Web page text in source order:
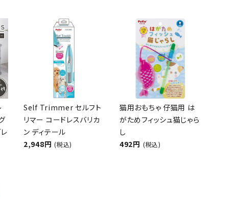
Self Trimmer セルフト
リマー コードレスバリカ
ン ディテール
2,948円 (税込)
猫用おもちゃ 仔猫用 は
がためフィッシュ猫じゃら
し
492円 (税込)